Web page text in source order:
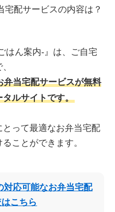
宅配サービスの内容は？
はん案内‐』は、ご自宅
弁当宅配サービスが無料
ルサイトです。
って最適なお弁当宅配
ことができます。
対応可能なお弁当宅配
こちら